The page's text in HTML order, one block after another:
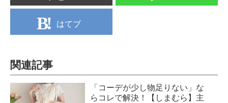
はてブ
関連記事
「コーデが少し物足りない」な
らコレで解決！【しまむら】主